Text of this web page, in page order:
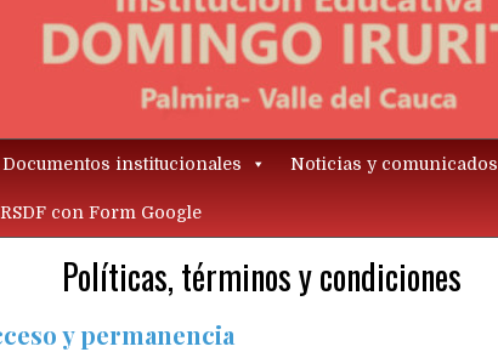
Documentos institucionales Noticias y comunicados
con Form Google
Políticas, términos y condiciones
y permanencia